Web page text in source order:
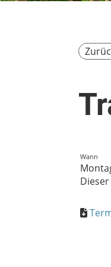
Wann